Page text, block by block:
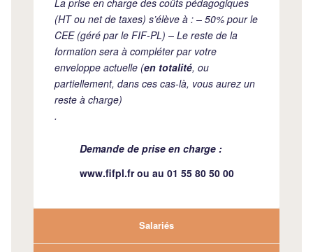
La prise en charge des coûts pédagogiques
(HT ou net de taxes) s’élève à : – 50% pour le
CEE (géré par le FIF-PL) – Le reste de la
formation sera à compléter par votre
enveloppe actuelle (en totalité, ou
partiellement, dans ces cas-là, vous aurez un
reste à charge)
.
Demande de prise en charge :
www.fifpl.frou au 01 55 80 50 00
Salariés